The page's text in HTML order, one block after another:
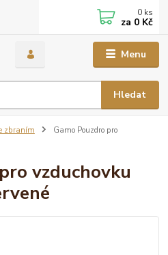
Menu
Hledat
0 ks
za 0 Kč
zbraním
Gamo Pouzdro pro
vzduchovku